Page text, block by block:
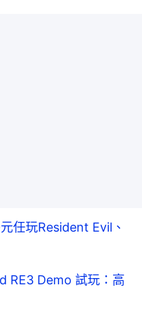
任玩Resident Evil、
RE3 Demo 試玩：高